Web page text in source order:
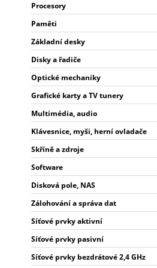
Procesory
Paměti
Základní desky
Disky a řadiče
Optické mechaniky
Grafické karty a TV tunery
Multimédia, audio
Klávesnice, myši, herní ovladače
Skříně a zdroje
Software
Disková pole, NAS
Zálohování a správa dat
Síťové prvky aktivní
Síťové prvky pasivní
Síťové prvky bezdrátové 2,4 GHz